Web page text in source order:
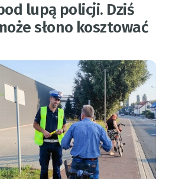
lupą policji. Dziś
słono kosztować